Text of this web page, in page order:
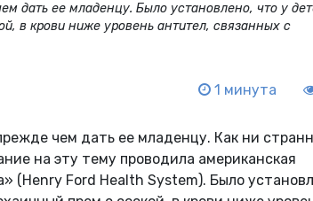
дать ее младенцу. Было установлено, что у
в крови ниже уровень антител, связанных с
1 минута
чем дать ее младенцу. Как ни
на эту тему проводила американская
(Henry Ford Health System). Было